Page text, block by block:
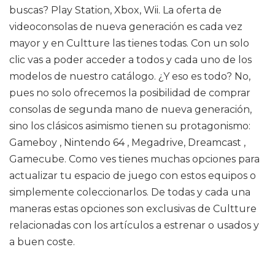
buscas? Play Station, Xbox, Wii. La oferta de
videoconsolas de nueva generación es cada vez
mayor y en Cultture las tienes todas. Con un solo
clic vas a poder acceder a todos y cada uno de los
modelos de nuestro catálogo. ¿Y eso es todo? No,
pues no solo ofrecemos la posibilidad de comprar
consolas de segunda mano de nueva generación,
sino los clásicos asimismo tienen su protagonismo:
Gameboy , Nintendo 64 , Megadrive, Dreamcast ,
Gamecube. Como ves tienes muchas opciones para
actualizar tu espacio de juego con estos equipos o
simplemente coleccionarlos. De todas y cada una
maneras estas opciones son exclusivas de Cultture
relacionadas con los artículos a estrenar o usados y
a buen coste.